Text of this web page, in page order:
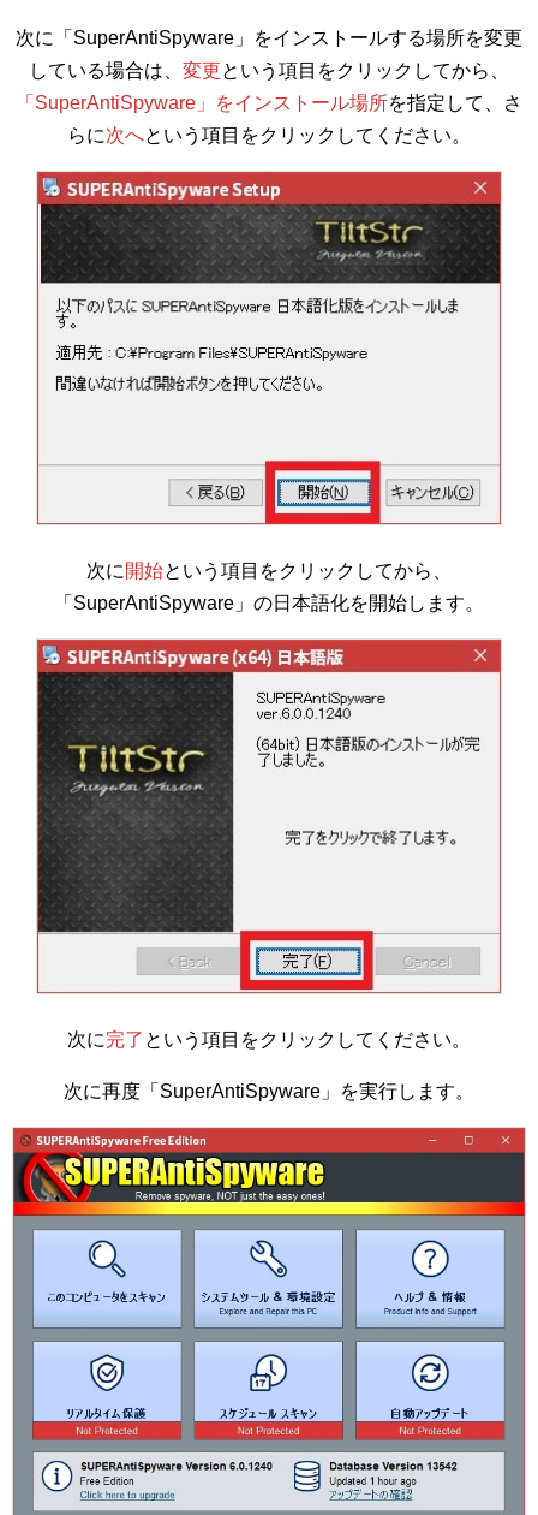
次に「SuperAntiSpyware」をインストールする場所を変更
している場合は、 変更という項目をクリックしてから、
「SuperAntiSpyware」をインストール場所を指定して、さ
らに次へという項目をクリックしてください。
次に 開始という項目をクリックしてから、
「SuperAntiSpyware」の日本語化を開始します。
次に完了 という項目をクリックしてください。
次に再度「SuperAntiSpyware」を実行します。